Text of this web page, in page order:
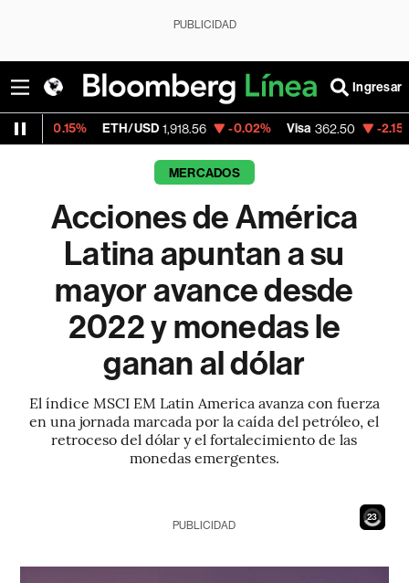
PUBLICIDAD
Ingresar
ETH/USD 1,918.56 -0.02% Visa 362.50 -2.15%
MERCADOS
Acciones de América
Latina apuntan a su
mayor avance desde
2022 y monedas le
ganan al dólar
El índice MSCI EM Latin America avanza con fuerza
en una jornada marcada por la caída del petróleo, el
retroceso del dólar y el fortalecimiento de las
monedas emergentes.
21
PUBLICIDAD